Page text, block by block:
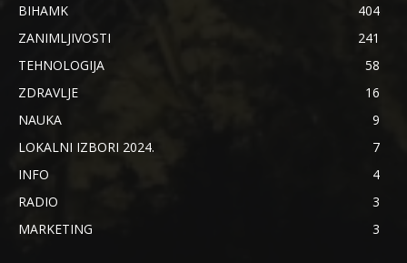
BIHAMK
404
ZANIMLJIVOSTI
241
TEHNOLOGIJA
58
ZDRAVLJE
16
NAUKA
9
LOKALNI IZBORI 2024.
7
INFO
4
RADIO
3
MARKETING
3